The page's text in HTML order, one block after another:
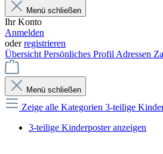
Menü schließen
Ihr Konto
Anmelden
oderregistrieren
Übersicht Persönliches Profil Adressen
Menü schließen
Zeige alle Kategorien 3-teilige
3-teilige Kinderposter anzeigen